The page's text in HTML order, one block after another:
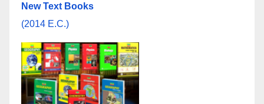
New Text Books
(2014 E.C.)